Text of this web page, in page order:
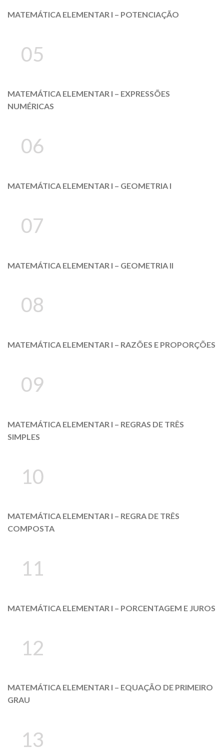
MATEMÁTICA ELEMENTAR I – POTENCIAÇÃO
05
MATEMÁTICA ELEMENTAR I – EXPRESSÕES
NUMÉRICAS
06
MATEMÁTICA ELEMENTAR I – GEOMETRIA I
07
MATEMÁTICA ELEMENTAR I – GEOMETRIA II
08
MATEMÁTICA ELEMENTAR I – RAZÕES E PROPORÇÕES
09
MATEMÁTICA ELEMENTAR I – REGRAS DE TRÊS
SIMPLES
10
MATEMÁTICA ELEMENTAR I – REGRA DE TRÊS
COMPOSTA
11
MATEMÁTICA ELEMENTAR I – PORCENTAGEM E JUROS
12
MATEMÁTICA ELEMENTAR I – EQUAÇÃO DE PRIMEIRO
GRAU
13